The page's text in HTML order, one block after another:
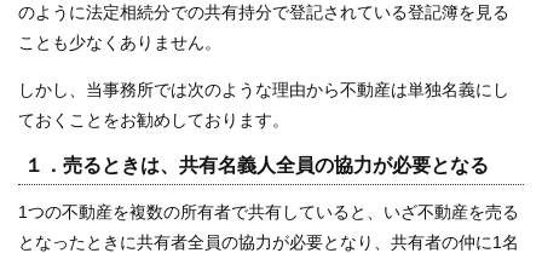
のように法定相続分での共有持分で登記されている登記簿を見る
ことも少なくありません。
しかし、当事務所では次のような理由から不動産は単独名義にし
ておくことをお勧めしております。
１．売るときは、共有名義人全員の協力が必要となる
1つの不動産を複数の所有者で共有していると、いざ不動産を売る
となったときに共有者全員の協力が必要となり、共有者の仲に1名